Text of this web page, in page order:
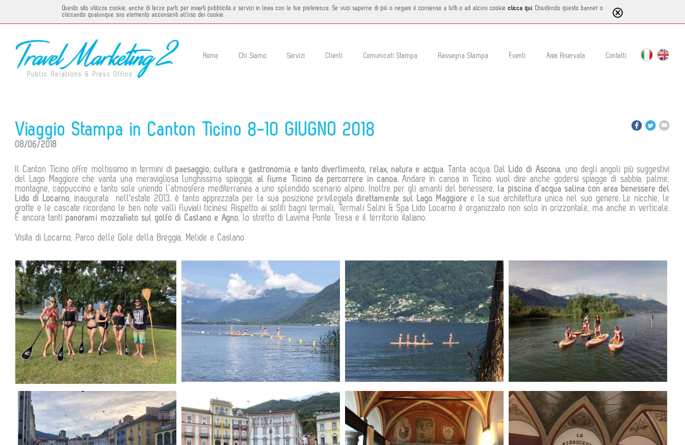
Questo sito utilizza cookie, anche di terze parti, per inviarti pubblicità e servizi in linea con le tue preferenze. Se vuoi saperne di più o negare il consenso a tutti o ad alcuni cookieclicca qui . Chiudendo questo banner o
cliccando qualunque suo elemento acconsenti all'uso dei cookie.
Home Chi Siamo Servizi Clienti Comunicati Stampa Rassegna Stampa Eventi Area Riservata Contatti
Viaggio Stampa in Canton Ticino 8-10 GIUGNO 2018
08/06/2018
Il Canton Ticino offre moltissimo in termini dipaesaggio, cultura e gastronomia e tanto divertimento, relax, natura e acqua. Tanta acqua. Dal Lido di Ascona, uno degli angoli più suggestivi
del Lago Maggiore che vanta una meravigliosa lunghissima spiaggia, al fiume Ticino da percorrere in canoa. Andare in canoa in Ticino vuol dire anche godersi spiagge di sabbia, palme,
montagne, cappuccino e tanto sole unendo l’atmosfera mediterranea a uno splendido scenario alpino. Inoltre per gli amanti del benessere,la piscina d’acqua salina con area benessere del
Lido di Locarno, inaugurata nell'estate 2013, è tanto apprezzata per la sua posizione privilegiatadirettamente sul Lago Maggiore e la sua architettura unica nel suo genere. Le nicchie, le
grotte e le cascate ricordano le ben note valli fluviali ticinesi. Rispetto ai soliti bagni termali, Termali Salini & Spa Lido Locarno è organizzato non solo in orizzontale, ma anche in verticale.
E ancora tanti panorami mozzafiato sul golfo di Caslano e Agno, lo stretto di Lavena Ponte Tresa e il territorio italiano.
Visita di Locarno, Parco delle Gole della Breggia, Melide e Caslano